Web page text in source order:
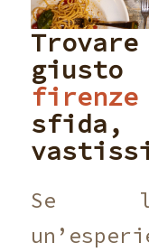
giusto
firenze
sfida,
Se